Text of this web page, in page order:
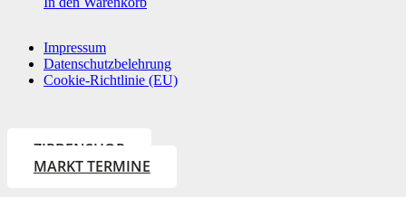
Impressum
Datenschutzbelehrung
Cookie-Richtlinie (EU)
ZIRBENSHOP
MARKT TERMINE